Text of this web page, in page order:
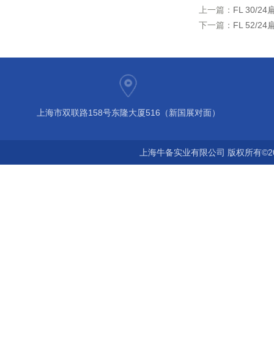
上一篇： FL 30/24
下一篇： FL 52/24
上海市双联路158号东隆大厦516（新国展对面）
上海牛备实业有限公司 版权所有